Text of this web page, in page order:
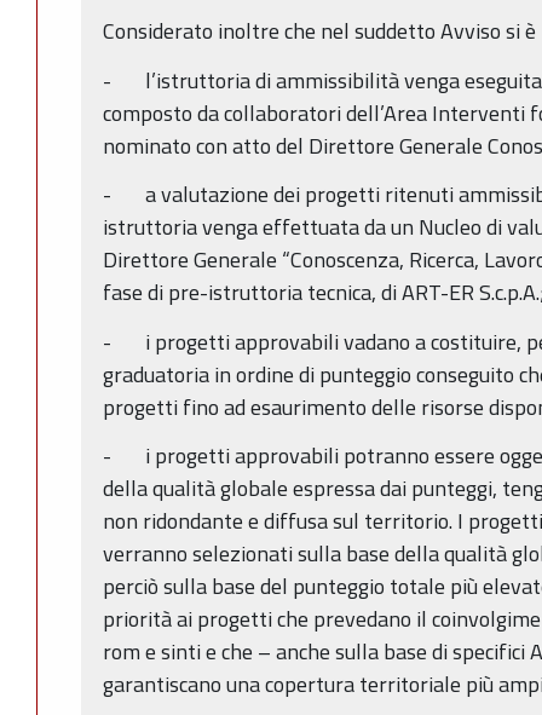
Considerato inoltre che nel suddetto Avviso si
- l’istruttoria di ammissibilità venga eseguita
composto da collaboratori dell’Area Interventi
nominato con atto del Direttore Generale
- a valutazione dei progetti ritenuti
istruttoria venga effettuata da un Nucleo di
Direttore Generale “Conoscenza, Ricerca,
fase di pre-istruttoria tecnica, di ART-ER
- i progetti approvabili vadano a costituire,
graduatoria in ordine di punteggio conseguito
progetti fino ad esaurimento delle risorse
- i progetti approvabili potranno essere
della qualità globale espressa dai punteggi,
non ridondante e diffusa sul territorio. I
verranno selezionati sulla base della qualità
perciò sulla base del punteggio totale più
priorità ai progetti che prevedano il
rom e sinti e che – anche sulla base di specifici
garantiscano una copertura territoriale più